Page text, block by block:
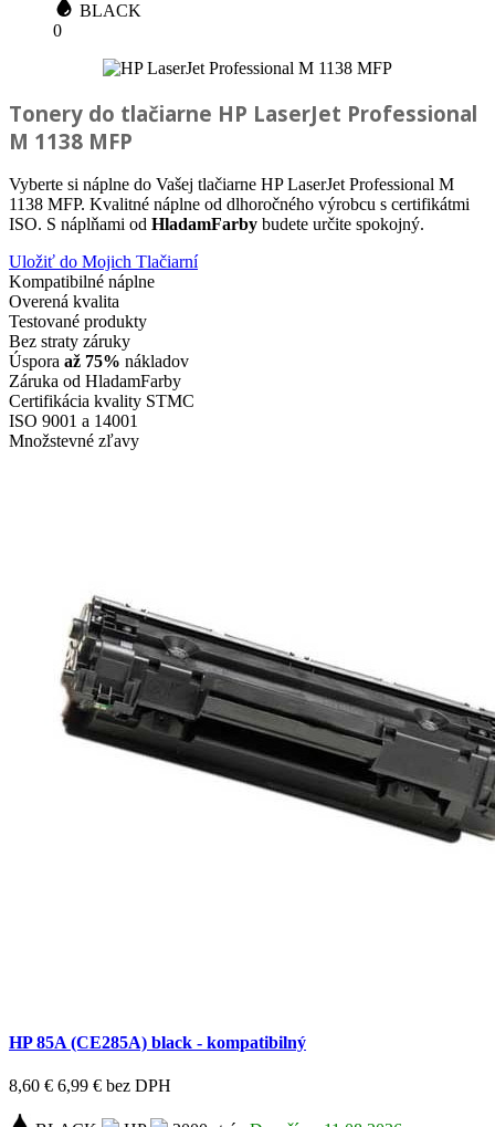
BLACK
0
Tonery do tlačiarne HP LaserJet Professional
M 1138 MFP
Vyberte si náplne do Vašej tlačiarne HP LaserJet Professional M
1138 MFP. Kvalitné náplne od dlhoročného výrobcu s certifikátmi
ISO. S náplňami od HladamFarby budete určite spokojný.
Uložiť do Mojich Tlačiarní
Kompatibilné náplne
Overená kvalita
Testované produkty
Bez straty záruky
Úspora až 75% nákladov
Záruka od HladamFarby
Certifikácia kvality STMC
ISO 9001 a 14001
Množstevné zľavy
HP 85A (CE285A) black - kompatibilný
8,60 € 6,99 € bez DPH